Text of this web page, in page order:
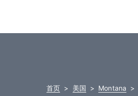
首页 美国 Montana